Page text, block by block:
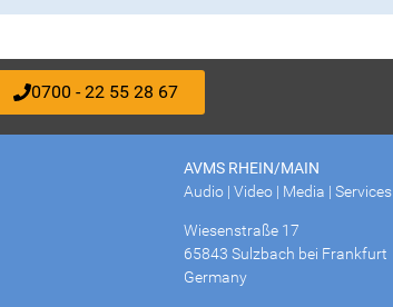
0700 - 22 55 28 67
AVMS RHEIN/MAIN
Audio | Video | Media | Services
Wiesenstraße 17
65843 Sulzbach bei Frankfurt
Germany